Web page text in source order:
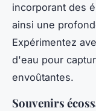
incorporant des
ainsi une
Expérimentez
d'eau pour
envoûtantes.
Souvenirs